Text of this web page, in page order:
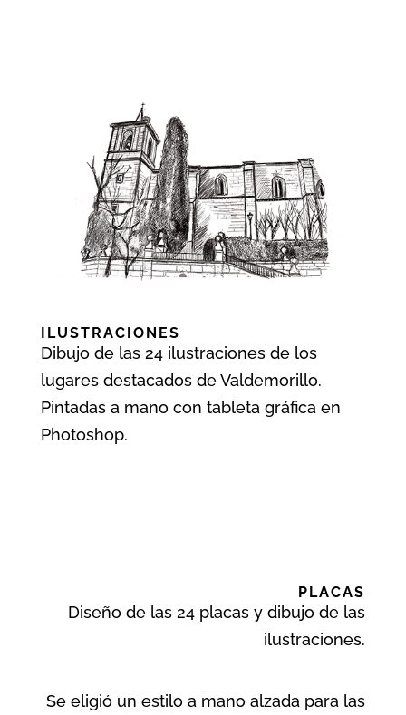
ILUSTRACIONES
Dibujo de las 24 ilustraciones de los
lugares destacados de Valdemorillo.
Pintadas a mano con tableta gráfica en
Photoshop.
PLACAS
Diseño de las 24 placas y dibujo de las
ilustraciones.
Se eligió un estilo a mano alzada para las